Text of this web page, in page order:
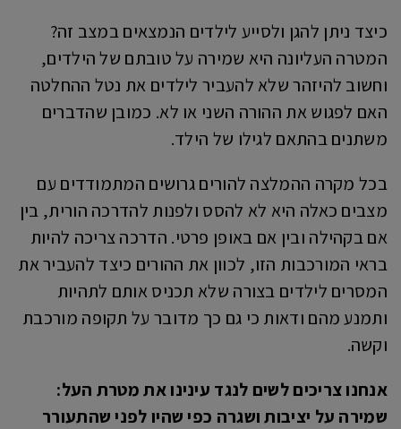
כיצד ניתן להגן ולסייע לילדים הנמצאים במצב זה?
המטרה העליונה היא שמירה על טובתם של הילדים,
וחשוב להיזהר שלא להעביר לילדים את נטל ההחלטה
האם לפגוש את ההורה השני או לא. כמובן שהדברים
משתנים בהתאם לגילו של הילד.
בכל מקרה ההמלצה להורים גרושים המתמודדים עם
מצבים כאלה היא לא להסס ולפנות להדרכה הורית, בין
אם בקהילה ובין אם באופן פרטי. הדרכה צריכה להיות
בראי המורכבות הזו, לכוון את ההורים כיצד להעביר את
המסרים לילדים בצורה שלא תכניס אותם לתהיות
ותמנע מהם ודאות כי גם כך מדובר על תקופה מורכבת
וקשה.
אנחנו צריכים לשים לנגד עינינו את מטרת העל:
שמירה על יציבות ושגרה כפי שהיו לפני שהתעורר